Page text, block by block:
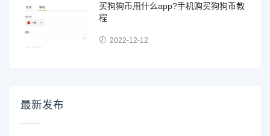
买狗狗币用什么app?手机购买狗狗币教
程
2022-12-12
最新发布